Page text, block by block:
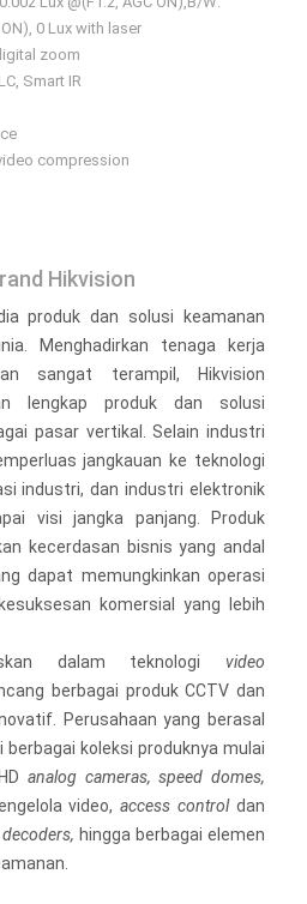
0 Lux with laser
zoom
Smart IR
compression
Hikvision
produk dan solusi keamanan
Menghadirkan tenaga kerja
sangat terampil, Hikvision
lengkap produk dan solusi
pasar vertikal. Selain industri
jangkauan ke teknologi
industri, dan industri elektronik
visi jangka panjang. Produk
kecerdasan bisnis yang andal
dapat memungkinkan operasi
komersial yang lebih
dalam teknologi video
berbagai produk CCTV dan
Perusahaan yang berasal
berbagai koleksi produknya mulai
HD analog cameras, speed domes,
video,access controldan
hingga berbagai elemen